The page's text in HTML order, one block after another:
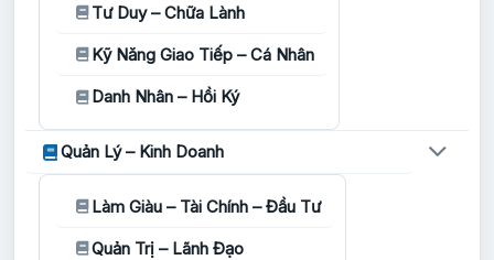
Tư Duy – Chữa Lành
Kỹ Năng Giao Tiếp – Cá Nhân
Danh Nhân – Hồi Ký
Quản Lý – Kinh Doanh
Làm Giàu – Tài Chính – Đầu Tư
Quản Trị – Lãnh Đạo